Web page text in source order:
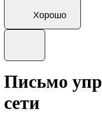
Хорошо
Письмо
сети